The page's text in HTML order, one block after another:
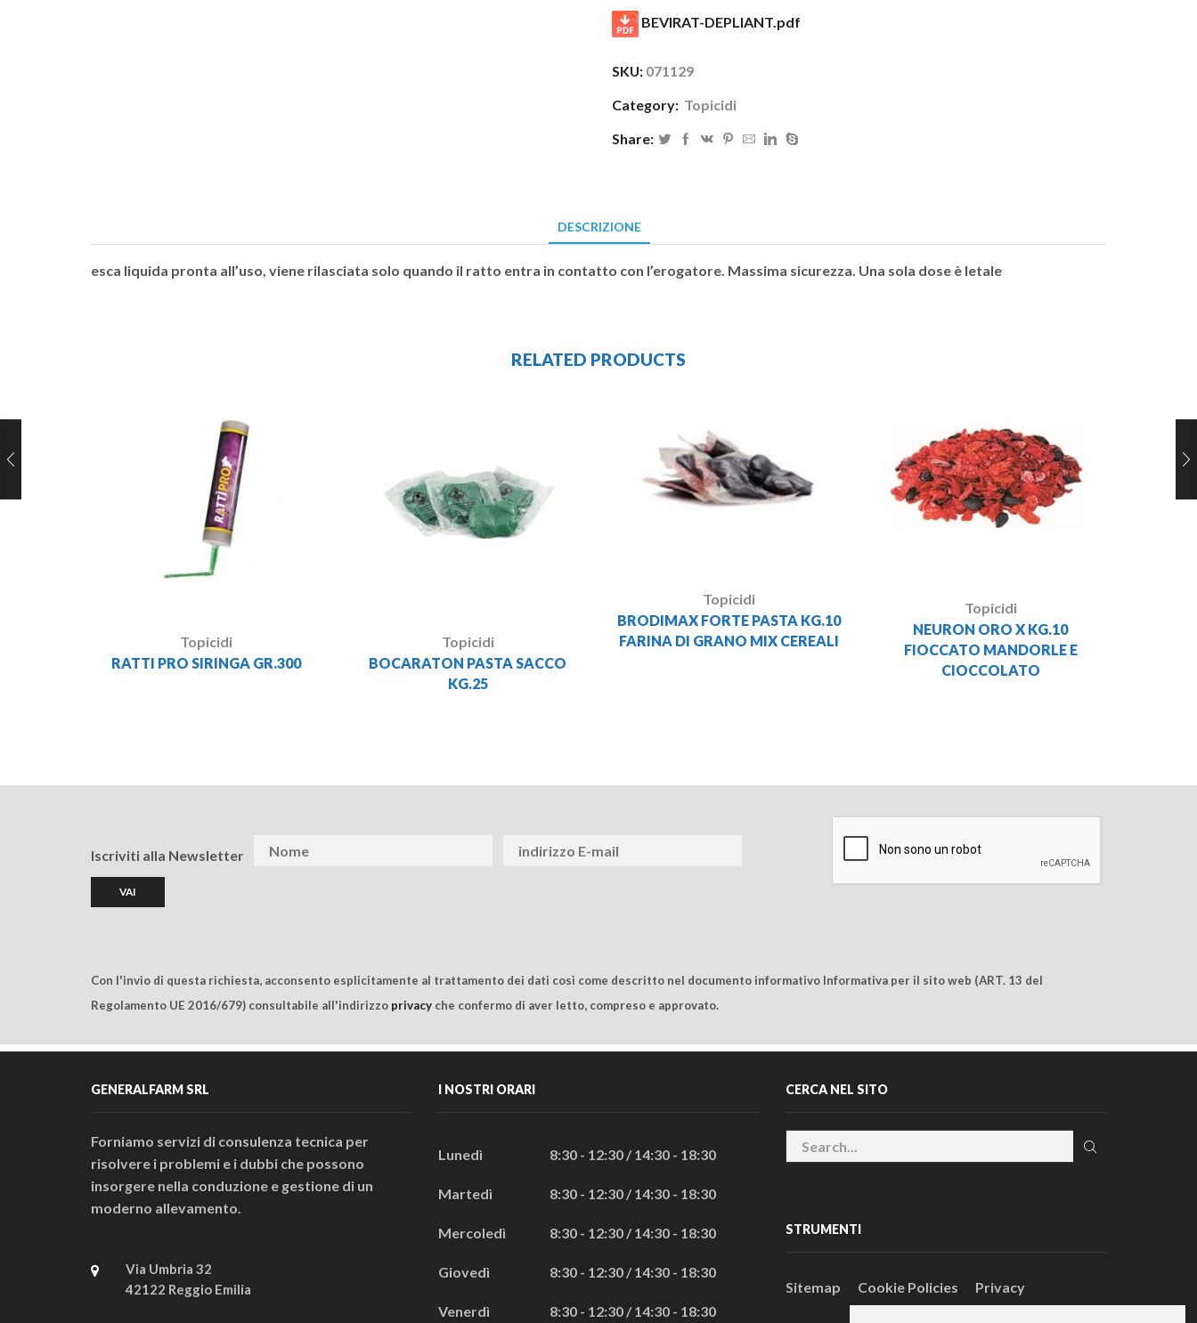
BEVIRAT-DEPLIANT.pdf
SKU: 071129
Category: Topicidi
Share:
DESCRIZIONE
esca liquida pronta all’uso, viene rilasciata solo quando il ratto entra in contatto con l’erogatore. Massima sicurezza. Una sola dose è letale
RELATED PRODUCTS
Topicidi
RATTI PRO SIRINGA GR.300
Topicidi
BOCARATON PASTA SACCO
KG.25
Topicidi
BRODIMAX FORTE PASTA KG.10
FARINA DI GRANO MIX CEREALI
Topicidi
NEURON ORO X KG.10
FIOCCATO MANDORLE E
CIOCCOLATO
Iscriviti alla Newsletter
Con l'invio di questa richiesta, acconsento esplicitamente al trattamento dei dati così come descritto nel documento informativo Informativa per il sito web (ART. 13 del
Regolamento UE 2016/679) consultabile all'indirizzo privacy che confermo di aver letto, compreso e approvato.
GENERALFARM SRL
Forniamo servizi di consulenza tecnica per
risolvere i problemi e i dubbi che possono
insorgere nella conduzione e gestione di un
moderno allevamento.
Via Umbria 32
42122 Reggio Emilia
I NOSTRI ORARI
Lunedì 8:30 - 12:30 / 14:30 - 18:30
Martedì 8:30 - 12:30 / 14:30 - 18:30
Mercoledì 8:30 - 12:30 / 14:30 - 18:30
Giovedì 8:30 - 12:30 / 14:30 - 18:30
Venerdì 8:30 - 12:30 / 14:30 - 18:30
CERCA NEL SITO
STRUMENTI
Sitemap Cookie Policies Privacy